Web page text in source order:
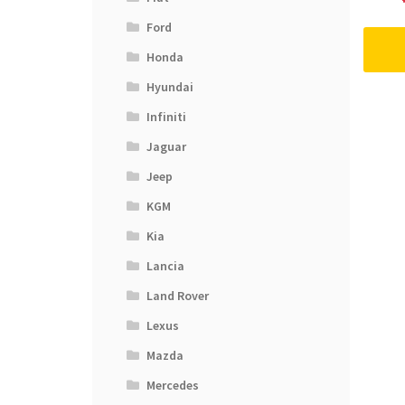
Ford
Honda
Hyundai
Infiniti
Jaguar
Jeep
KGM
Kia
Lancia
Land Rover
Lexus
Mazda
Mercedes